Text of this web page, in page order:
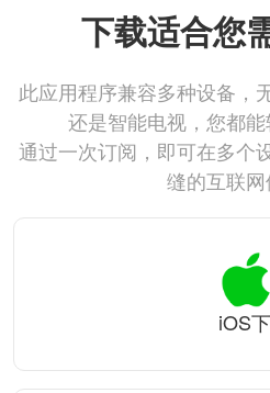
下载适合您
此应用程序兼容多种设备，
还是智能电视，您都能
通过一次订阅，即可在多个
缝的互联网
iOS